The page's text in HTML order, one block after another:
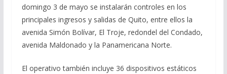
domingo 3 de mayo se instalarán controles en los
principales ingresos y salidas de Quito, entre ellos la
avenida Simón Bolívar, El Troje, redondel del Condado,
avenida Maldonado y la Panamericana Norte.
El operativo también incluye 36 dispositivos estáticos